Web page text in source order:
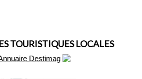
TOURISTIQUES LOCALES